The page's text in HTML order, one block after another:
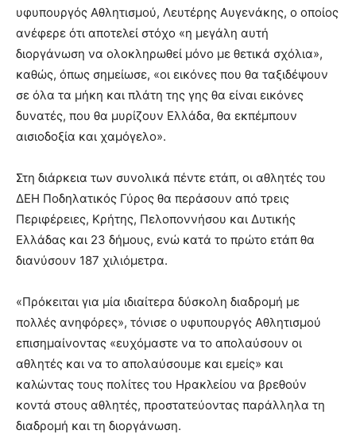
υφυπουργός Αθλητισμού, Λευτέρης Αυγενάκης, ο οποίος
ανέφερε ότι αποτελεί στόχο «η μεγάλη αυτή
διοργάνωση να ολοκληρωθεί μόνο με θετικά σχόλια»,
καθώς, όπως σημείωσε, «οι εικόνες που θα ταξιδέψουν
σε όλα τα μήκη και πλάτη της γης θα είναι εικόνες
δυνατές, που θα μυρίζουν Ελλάδα, θα εκπέμπουν
αισιοδοξία και χαμόγελο».
Στη διάρκεια των συνολικά πέντε ετάπ, οι αθλητές του
ΔΕΗ Ποδηλατικός Γύρος θα περάσουν από τρεις
Περιφέρειες, Κρήτης, Πελοποννήσου και Δυτικής
Ελλάδας και 23 δήμους, ενώ κατά το πρώτο ετάπ θα
διανύσουν 187 χιλιόμετρα.
«Πρόκειται για μία ιδιαίτερα δύσκολη διαδρομή με
πολλές ανηφόρες», τόνισε ο υφυπουργός Αθλητισμού
επισημαίνοντας «ευχόμαστε να το απολαύσουν οι
αθλητές και να το απολαύσουμε και εμείς» και
καλώντας τους πολίτες του Ηρακλείου να βρεθούν
κοντά στους αθλητές, προστατεύοντας παράλληλα τη
διαδρομή και τη διοργάνωση.